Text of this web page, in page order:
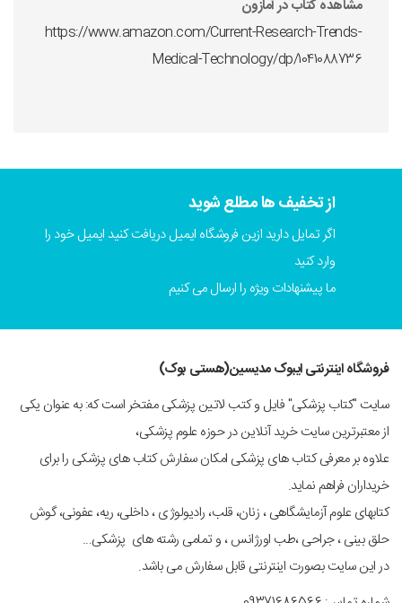
مشاهده کتاب در آمازون
https://www.amazon.com/Current-Research-Trends-
Medical-Technology/dp/1041088736
از تخفیف ها مطلع شوید
اگر تمایل دارید ازین فروشگاه ایمیل دریافت کنید ایمیل خود را
وارد کنید
ما پیشنهادات ویژه را ارسال می کنیم
فروشگاه اینترنتی ایبوک مدیسین(هستی بوک)
سایت "کتاب پزشکی" فایل و کتب لاتین پزشکی مفتخر است که: به عنوان یکی
از معتبرترین سایت خرید آنلاین در حوزه علوم پزشکی،
علاوه بر معرفی کتاب های پزشکی امکان سفارش کتاب های پزشکی را برای
خریداران فراهم نماید.
کتابهای علوم آزمایشگاهی ، زنان، قلب، رادیولوژی ، داخلی، ریه، عفونی، گوش
حلق بینی ، جراحی ،طب اورژانس ، و تمامی رشته های پزشکی...
در این سایت بصورت اینترنتی قابل سفارش می باشد.